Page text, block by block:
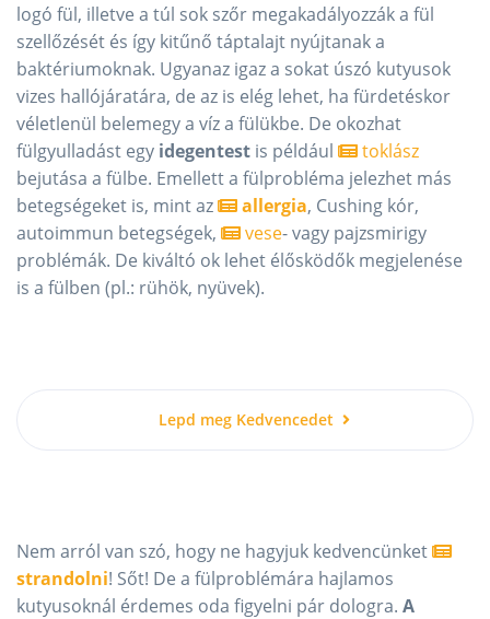
logó fül, illetve a túl sok szőr megakadályozzák a fül
szellőzését és így kitűnő táptalajt nyújtanak a
baktériumoknak. Ugyanaz igaz a sokat úszó kutyusok
vizes hallójáratára, de az is elég lehet, ha fürdetéskor
véletlenül belemegy a víz a fülükbe. De okozhat
fülgyulladást egy idegentest is például
toklász
bejutása a fülbe. Emellett a fülprobléma jelezhet más
betegségeket is, mint az
allergia, Cushing kór,
autoimmun betegségek,
vese- vagy pajzsmirigy
problémák. De kiváltó ok lehet élősködők megjelenése
is a fülben (pl.: rühök, nyüvek).
Lepd meg Kedvencedet
Nem arról van szó, hogy ne hagyjuk kedvencünket
strandolni! Sőt! De a fülproblémára hajlamos
kutyusoknál érdemes oda figyelni pár dologra. A